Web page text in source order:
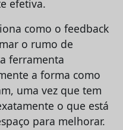
efetiva.
como o feedback
o rumo de
ferramenta
a forma como
uma vez que tem
o que está
para melhorar.